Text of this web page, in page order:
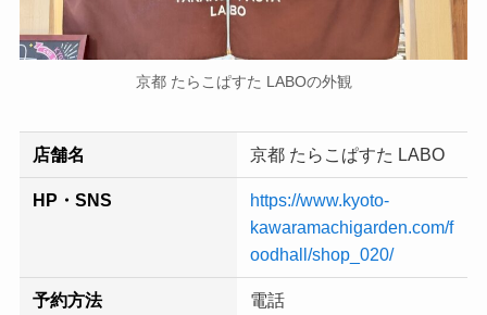
京都 たらこぱすた LABOの外観
店舗名 京都 たらこぱすた LABO
HP・SNS
https://www.kyoto-
kawaramachigarden.com/f
oodhall/shop_020/
予約方法 電話